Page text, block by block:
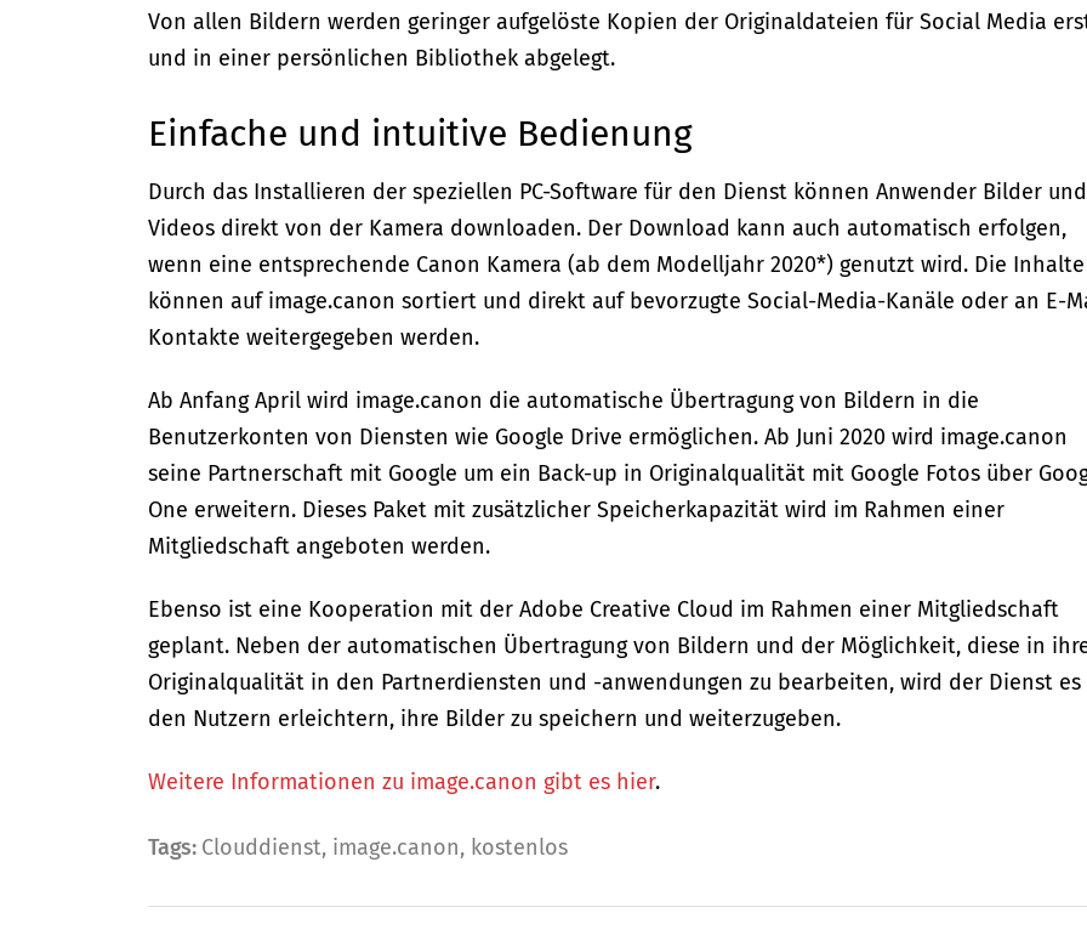
Von allen Bildern werden geringer aufgelöste Kopien der Originaldateien für Social Media
und in einer persönlichen Bibliothek abgelegt.
Einfache und intuitive Bedienung
Durch das Installieren der speziellen PC-Software für den Dienst können Anwender Bilder und
Videos direkt von der Kamera downloaden. Der Download kann auch automatisch erfolgen,
wenn eine entsprechende Canon Kamera (ab dem Modelljahr 2020*) genutzt wird. Die Inhalte
können auf image.canon sortiert und direkt auf bevorzugte Social-Media-Kanäle oder an E-
Kontakte weitergegeben werden.
Ab Anfang April wird image.canon die automatische Übertragung von Bildern in die
Benutzerkonten von Diensten wie Google Drive ermöglichen. Ab Juni 2020 wird image.canon
seine Partnerschaft mit Google um ein Back-up in Originalqualität mit Google Fotos über
One erweitern. Dieses Paket mit zusätzlicher Speicherkapazität wird im Rahmen einer
Mitgliedschaft angeboten werden.
Ebenso ist eine Kooperation mit der Adobe Creative Cloud im Rahmen einer Mitgliedschaft
geplant. Neben der automatischen Übertragung von Bildern und der Möglichkeit, diese in
Originalqualität in den Partnerdiensten und -anwendungen zu bearbeiten, wird der Dienst es
den Nutzern erleichtern, ihre Bilder zu speichern und weiterzugeben.
Weitere Informationen zu image.canon gibt es hier.
Tags: Clouddienst, image.canon, kostenlos